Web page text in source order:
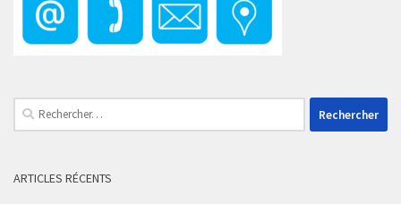
Rechercher :
ARTICLES RÉCENTS